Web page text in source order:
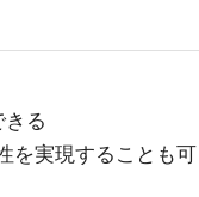
る
を実現することも可